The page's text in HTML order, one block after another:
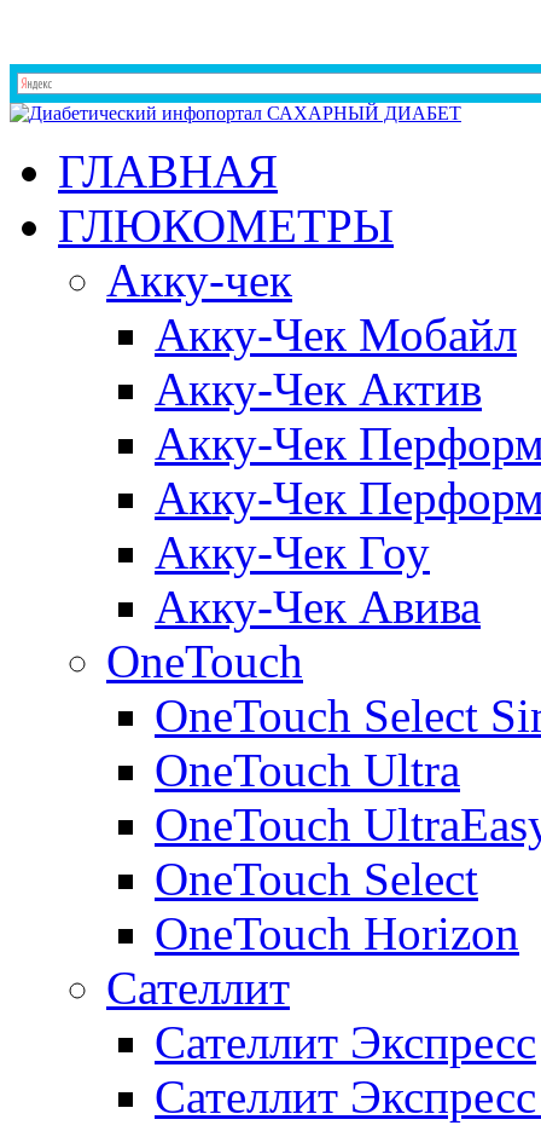
ГЛАВНАЯ
ГЛЮКОМЕТРЫ
Акку-чек
Акку-Чек Мобайл
Акку-Чек Актив
Акку-Чек
Акку-Чек
Акку-Чек Гоу
Акку-Чек Авива
OneTouch
OneTouch Select
OneTouch Ultra
OneTouch
OneTouch Select
OneTouch Horizon
Сателлит
Сателлит Экспресс
Сателлит